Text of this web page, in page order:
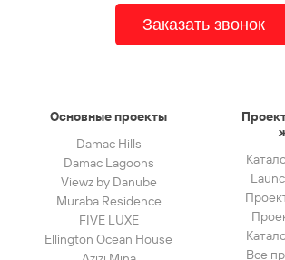
Основные проекты
Damac Hills
Damac Lagoons
Viewz by Danube
Muraba Residence
FIVE LUXE
Ellington Ocean House
Все
Заказать звонок